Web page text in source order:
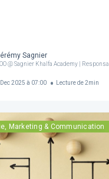
Sagnier
@ Sagnier Khalfa Academy |
2025 à 07:00 Lecture de2min
Marketing & Communication